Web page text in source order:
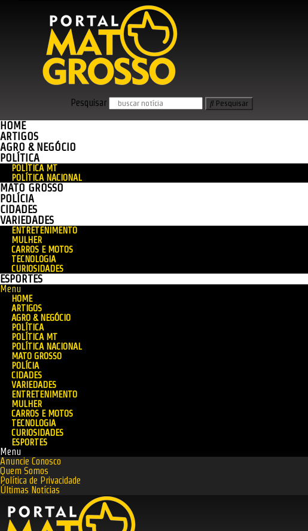
Pesquisar Pesquisar
HOME
ARTIGOS
AGRO & NEGÓCIO
POLÍTICA
POLÍTICA MT
POLÍTICA NACIONAL
MATO GROSSO
POLÍCIA
CIDADES
VARIEDADES
ENTRETENIMENTO
MULHER
CARROS E MOTOS
TECNOLOGIA
CURIOSIDADES
ESPORTES
Menu
HOME
ARTIGOS
AGRO & NEGÓCIO
POLÍTICA
POLÍTICA MT
POLÍTICA NACIONAL
MATO GROSSO
POLÍCIA
CIDADES
VARIEDADES
ENTRETENIMENTO
MULHER
CARROS E MOTOS
TECNOLOGIA
CURIOSIDADES
ESPORTES
Menu
Anuncie Conosco
Quem Somos
Política de Privacidade
Últimas Notícias